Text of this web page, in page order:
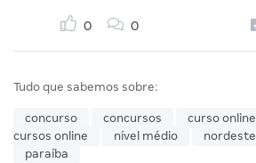
0 0
Tudo que sabemos sobre:
concurso concursos curso online
cursos online
nível médio nordeste
paraíba